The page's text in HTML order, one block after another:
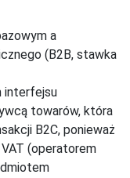
a
(B2B, stawka
interfejsu
towarów, która
B2C, ponieważ
(operatorem